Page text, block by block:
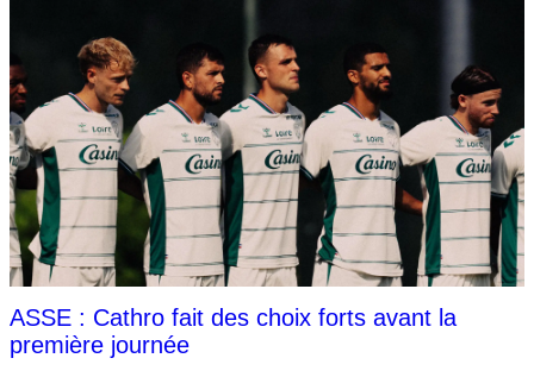
ASSE : Cathro fait des choix forts avant la
première journée